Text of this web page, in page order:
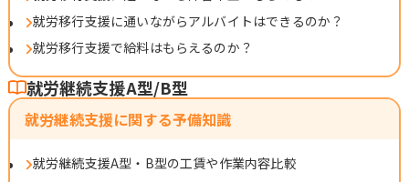
就労移行支援に通いながらアルバイトはできるのか？
就労移行支援で給料はもらえるのか？
就労継続支援A型/B型
就労継続支援に関する予備知識
就労継続支援A型・B型の工賃や作業内容比較